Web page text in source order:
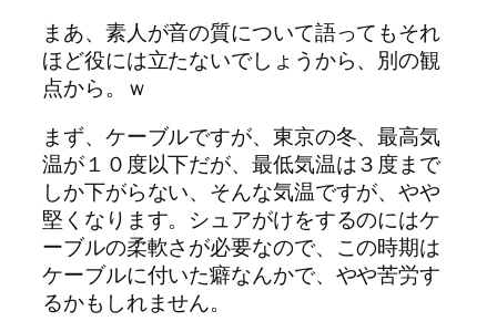
まあ、素人が音の質について語ってもそれ
ほど役には立たないでしょうから、別の観
点から。ｗ
まず、ケーブルですが、東京の冬、最高気
温が１０度以下だが、最低気温は３度まで
しか下がらない、そんな気温ですが、やや
堅くなります。シュアがけをするのにはケ
ーブルの柔軟さが必要なので、この時期は
ケーブルに付いた癖なんかで、やや苦労す
るかもしれません。